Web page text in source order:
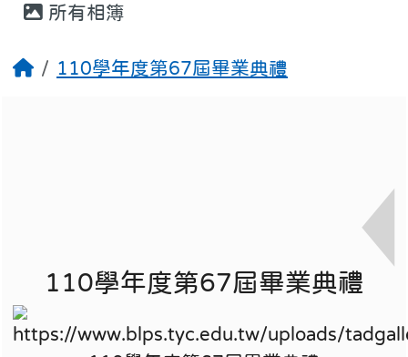
所有相簿
110學年度第67屆畢業典禮
110學年度第67屆畢業典禮